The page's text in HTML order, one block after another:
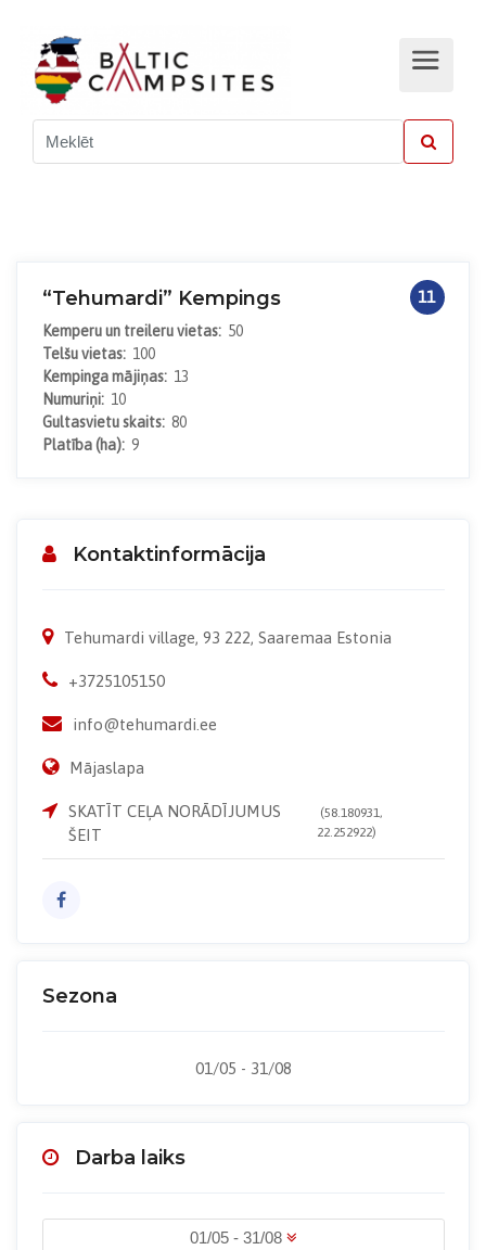
“Tehumardi” Kempings 11
Kemperu un treileru vietas: 50
Telšu vietas: 100
Kempinga mājiņas: 13
Numuriņi: 10
Gultasvietu skaits: 80
Platība (ha): 9
Kontaktinformācija
Tehumardi village, 93 222, Saaremaa Estonia
+3725105150
info@tehumardi.ee
Mājaslapa
SKATĪT CEĻA NORĀDĪJUMUS
ŠEIT
(58.180931,
22.252922)
Sezona
01/05 - 31/08
Darba laiks
01/05 - 31/08